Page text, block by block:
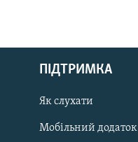
РУС
ДОЛУЧАЙСЯ!
ПІДТРИМКА
Як слухати
Мобільний додаток